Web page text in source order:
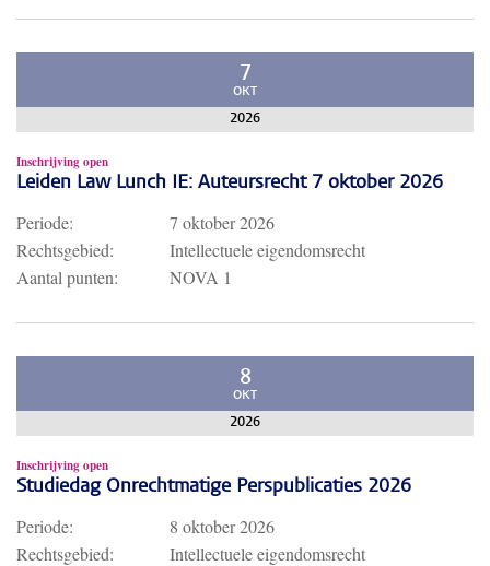
7
OKT
2026
Inschrijving open
Leiden Law Lunch IE: Auteursrecht 7 oktober 2026
Periode:
7 oktober 2026
Rechtsgebied:
Intellectuele eigendomsrecht
Aantal punten:
NOVA 1
8
OKT
2026
Inschrijving open
Studiedag Onrechtmatige Perspublicaties 2026
Periode:
8 oktober 2026
Rechtsgebied:
Intellectuele eigendomsrecht